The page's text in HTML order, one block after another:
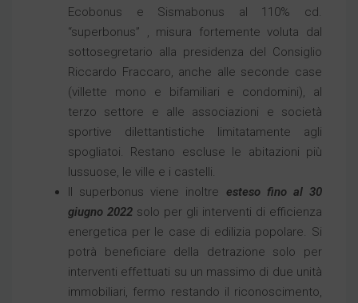
Ecobonus e Sismabonus al 110% cd.
“superbonus” , misura fortemente voluta dal
sottosegretario alla presidenza del Consiglio
Riccardo Fraccaro, anche alle seconde case
(villette mono e bifamiliari e condomini), al
terzo settore e alle associazioni e società
sportive dilettantistiche limitatamente agli
spogliatoi. Restano escluse le abitazioni più
lussuose, le ville e i castelli.
Il superbonus viene inoltre esteso fino al 30
giugno 2022 solo per gli interventi di efficienza
energetica per le case di edilizia popolare. Si
potrà beneficiare della detrazione solo per
interventi effettuati su un massimo di due unità
immobiliari, fermo restando il riconoscimento,